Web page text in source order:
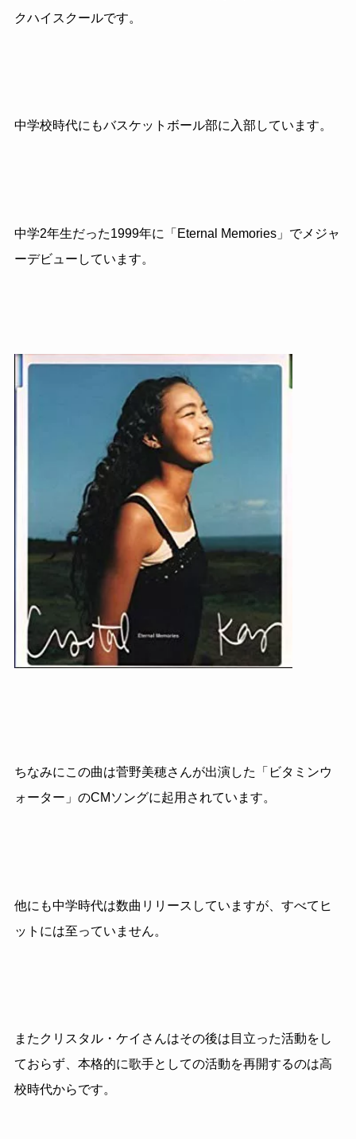
クハイスクールです。
中学校時代にもバスケットボール部に入部しています。
中学2年生だった1999年に「Eternal Memories」でメジャ
ーデビューしています。
ちなみにこの曲は菅野美穂さんが出演した「ビタミンウ
ォーター」のCMソングに起用されています。
他にも中学時代は数曲リリースしていますが、すべてヒ
ットには至っていません。
またクリスタル・ケイさんはその後は目立った活動をし
ておらず、本格的に歌手としての活動を再開するのは高
校時代からです。